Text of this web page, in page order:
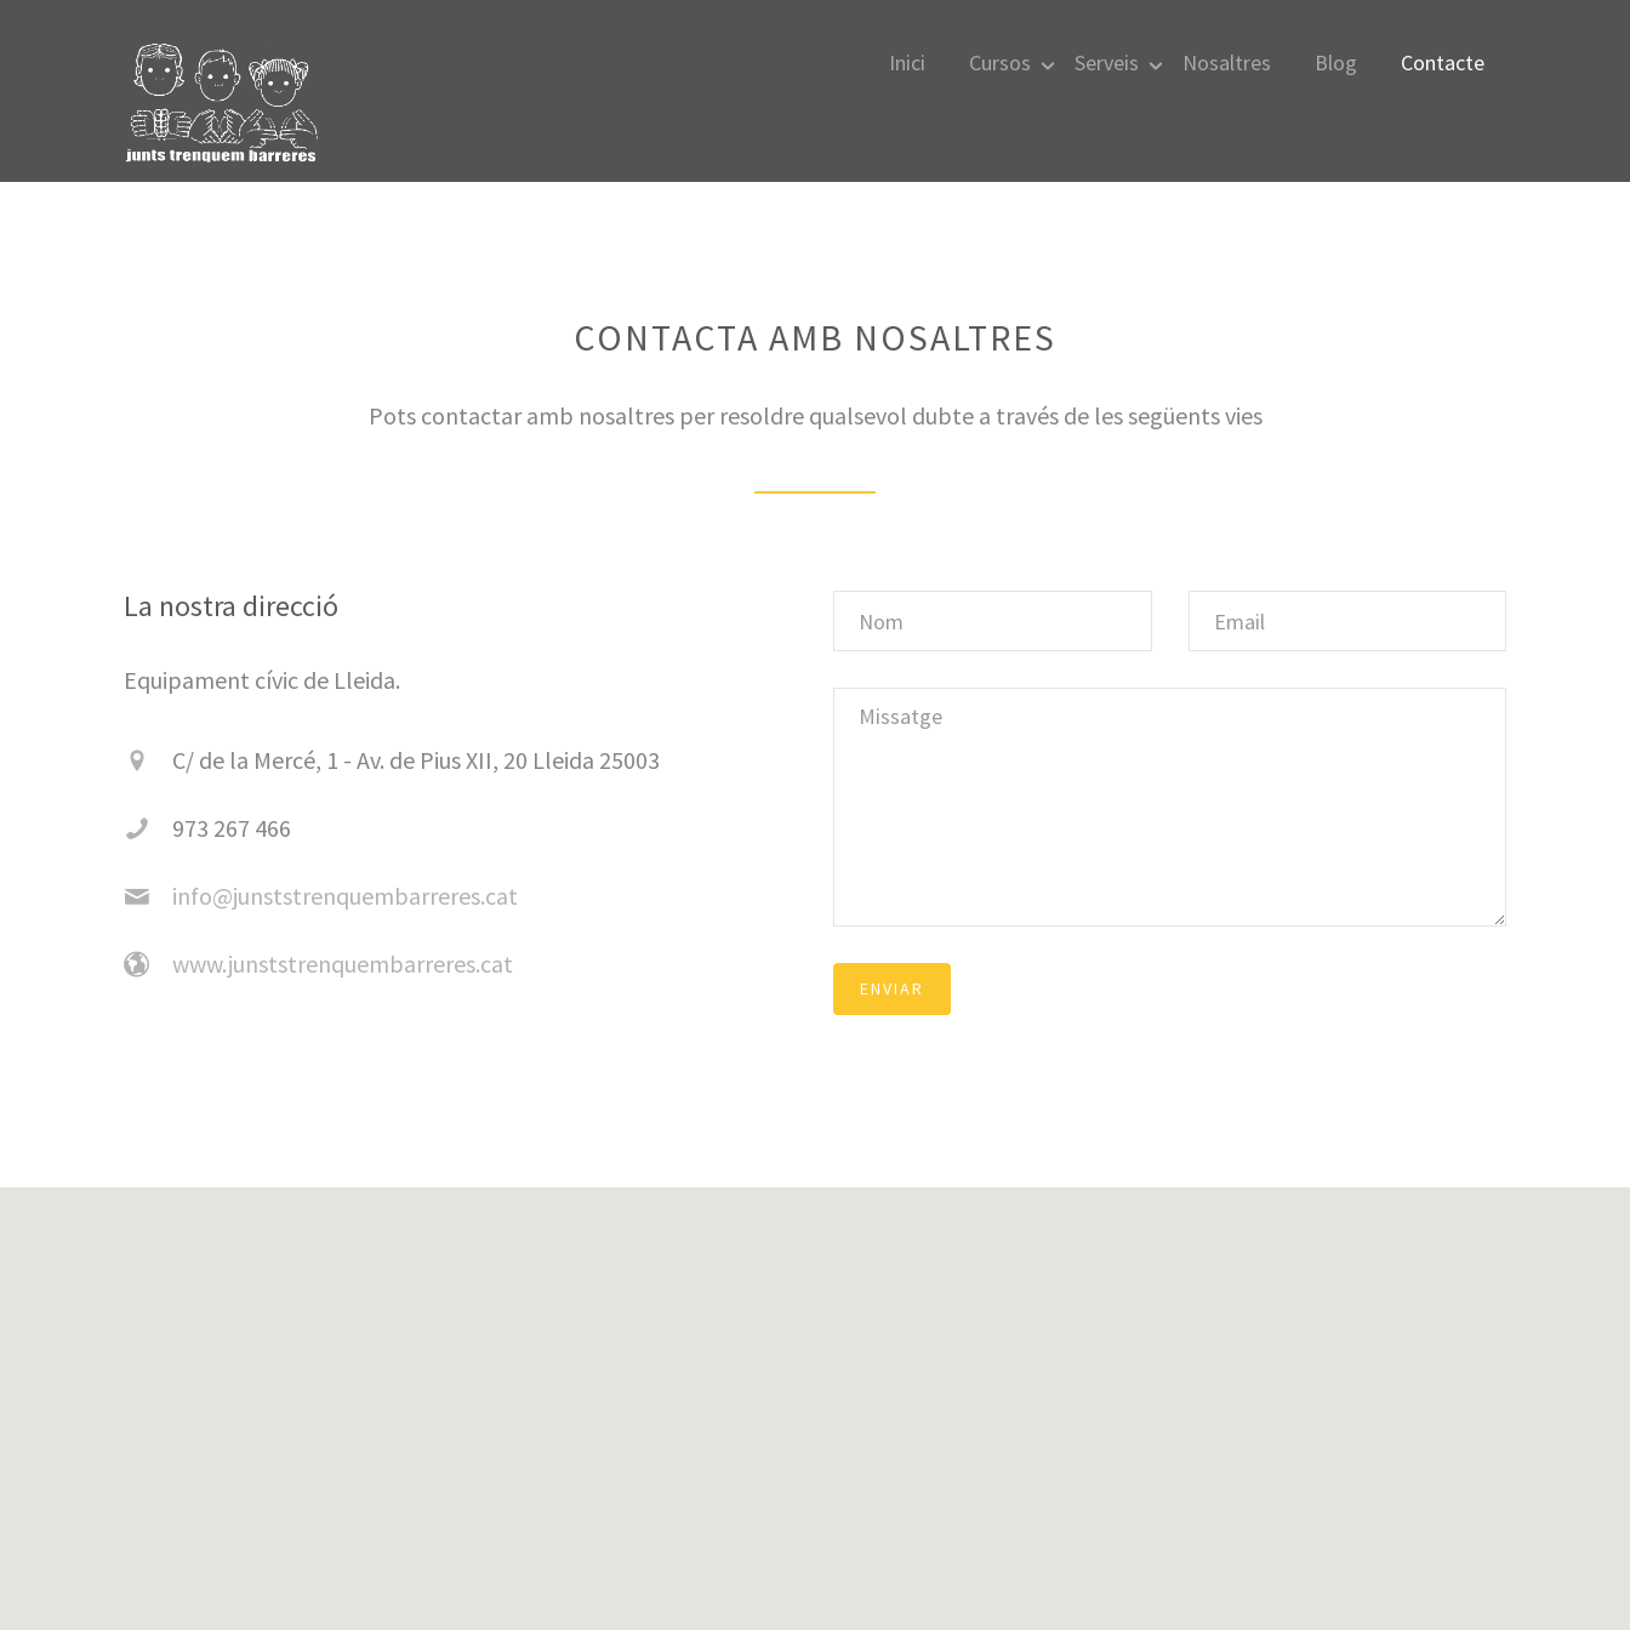
Inici Cursos Serveis Nosaltres Blog Contacte
CONTACTA AMB NOSALTRES
Pots contactar amb nosaltres per resoldre qualsevol dubte a través de les següents vies
La nostra direcció
Equipament cívic de Lleida.
C/ de la Mercé, 1 - Av. de Pius XII, 20 Lleida 25003
973 267 466
info@junststrenquembarreres.cat
www.junststrenquembarreres.cat